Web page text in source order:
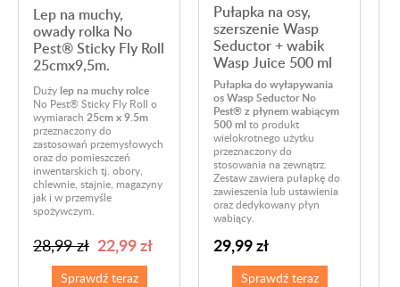
Lep na muchy,
owady rolka No
Pest® Sticky Fly Roll
25cmx9,5m.
Dużylep na muchy rolce
No Pest® Sticky Fly Roll o
wymiarach 25cm x 9.5m
przeznaczony do
zastosowań przemysłowych
oraz do pomieszczeń
inwentarskich tj. obory,
chlewnie, stajnie, magazyny
jak i w przemyśle
spożywczym.
28,99 zł 22,99 zł
Sprawdź teraz
Pułapka na osy,
szerszenie Wasp
Seductor + wabik
Wasp Juice 500 ml
Pułapka do wyłapywania
os Wasp Seductor No
Pest® z płynem wabiącym
500 mlto produkt
wielokrotnego użytku
przeznaczony do
stosowania na zewnątrz.
Zestaw zawiera pułapkę do
zawieszenia lub ustawienia
oraz dedykowany płyn
wabiący.
29,99 zł
Sprawdź teraz